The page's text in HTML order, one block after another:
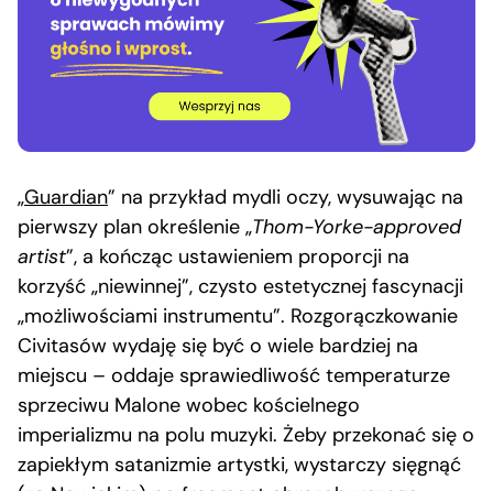
„Guardian” na przykład mydli oczy, wysuwając na
pierwszy plan określenie „Thom-Yorke-approved
artist”, a kończąc ustawieniem proporcji na
korzyść „niewinnej”, czysto estetycznej fascynacji
„możliwościami instrumentu”. Rozgorączkowanie
Civitasów wydaję się być o wiele bardziej na
miejscu – oddaje sprawiedliwość temperaturze
sprzeciwu Malone wobec kościelnego
imperializmu na polu muzyki. Żeby przekonać się o
zapiekłym satanizmie artystki, wystarczy sięgnąć